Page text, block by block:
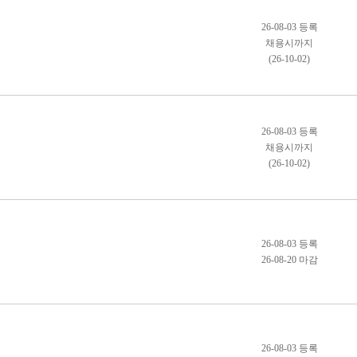
26-08-03 등록
채용시까지
(26-10-02)
26-08-03 등록
채용시까지
(26-10-02)
26-08-03 등록
26-08-20 마감
26-08-03 등록